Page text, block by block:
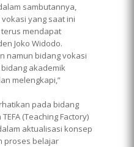
sambutannya,
yang saat ini
mendapat
Joko Widodo.
namun bidang vokasi
akademik
melengkapi,”
pada bidang
(Teaching Factory)
aktualisasi konsep
proses belajar